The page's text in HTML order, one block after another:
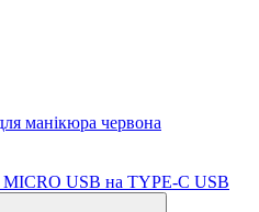
манікюра червона